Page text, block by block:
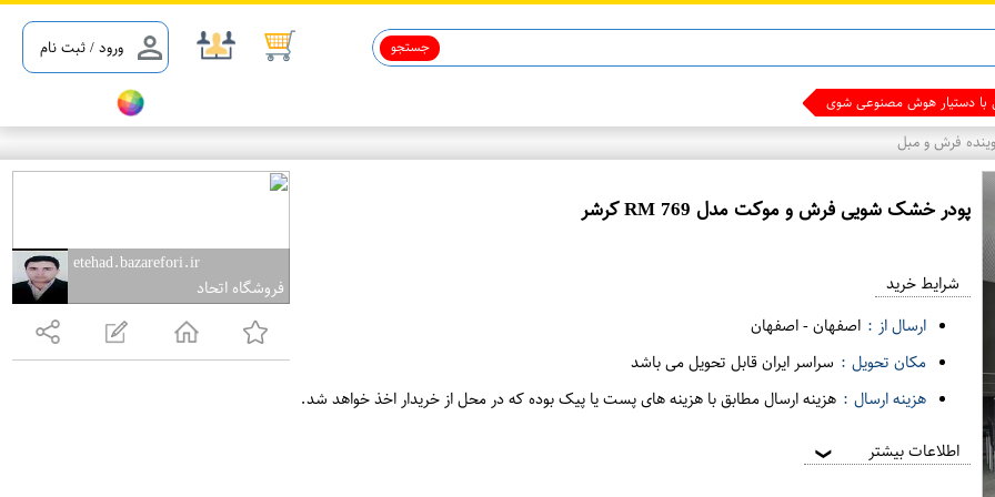
ورود / ثبت نام جستجو
با دستیار هوش مصنوعی شوید
فرش و مبل
etehad.bazarefori.ir
فروشگاه اتحاد
پودر خشک شویی فرش و موکت مدل RM 769 کرشر
ر
شرایط خرید
ارسال از : اصفهان-اصفهان
مکان تحویل : سراسر ایران قابل تحویل می باشد
هزینه ارسال : هزینه ارسال مطابق با هزینه های پست یا پیک بوده که در محل از خریدار اخذ خواهد شد.
اطلاعات بیشتر ❯